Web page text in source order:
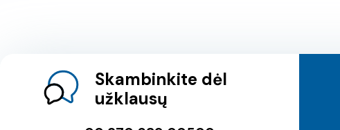
Skambinkite dėl
užklausų